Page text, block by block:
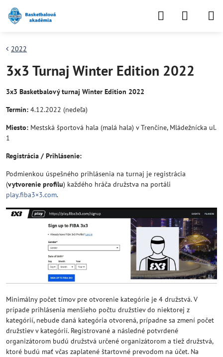
2022
3x3 Turnaj Winter Edition 2022
3x3 Basketbalový turnaj Winter Edition 2022
Termín: 4.12.2022 (nedeľa)
Miesto: Mestská športová hala (malá hala) v Trenčíne, Mládežnícka ul.
1
Registrácia / Prihlásenie:
Podmienkou úspešného prihlásenia na turnaj je registrácia
(vytvorenie profilu) každého hráča družstva na portáli
play.fiba3×3.com.
Minimálny počet tímov pre otvorenie kategórie je 4 družstvá. V
prípade prihlásenia menšieho počtu družstiev do niektorej z
kategórií, nebude daná kategória otvorená, prípadne sa zmení počet
družstiev v kategórií. Registrované a následné potvrdené
organizátorom budú družstvá určené organizátorom a tiež družstvá,
ktoré budú mať včas zaplatené štartovné prevodom na účet. Na